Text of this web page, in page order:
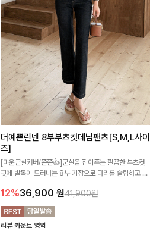
더예쁜린넨 8부부츠컷데님팬츠[S,M,L사이
즈]
[미운군살커버/쫀쫀👍]군살을 잡아주는 깔끔한 부츠컷
핏에 발목이 드러나는 8부 기장으로 다리를 슬림하고 길
요~!
12%36,900 원41,900원
리뷰 카운트 영역